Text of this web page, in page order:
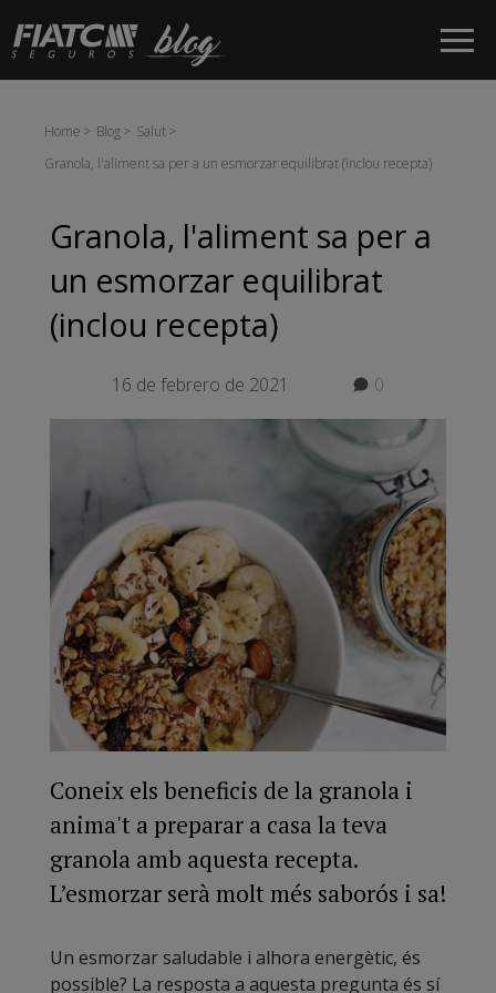
Salta al contingut principal
Home Blog
Salut
Granola, l'aliment sa per a un esmorzar equilibrat (inclou recepta)
Granola, l'aliment sa per a
un esmorzar equilibrat
(inclou recepta)
16 de febrero de 2021 0
Coneix els beneficis de la granola i
anima't a preparar a casa la teva
granola amb aquesta recepta.
L’esmorzar serà molt més saborós i sa!
Un esmorzar saludable i alhora energètic, és
possible? La resposta a aquesta pregunta és sí